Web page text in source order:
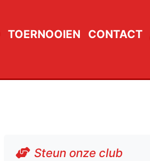
TOERNOOIEN CONTACT
Steun onze club